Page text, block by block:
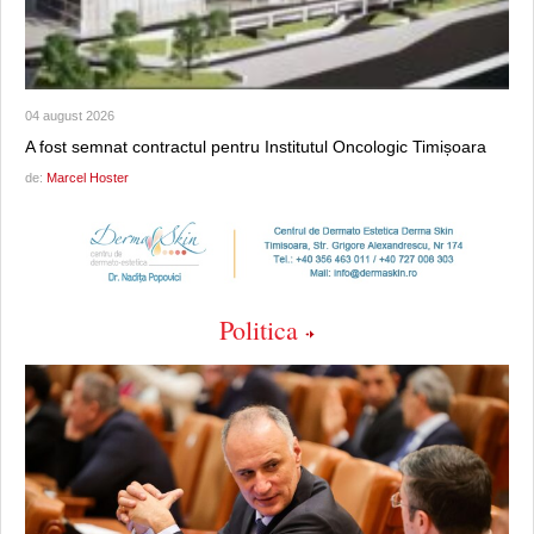
04 august 2026
A fost semnat contractul pentru Institutul Oncologic Timișoara
de: Marcel Hoster
Politica